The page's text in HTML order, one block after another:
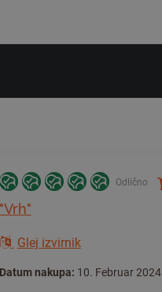
Odlično
"Vrh"
Glej izvirnik
Datum nakupa: 10. Februar 2024